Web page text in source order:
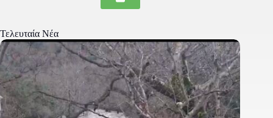
Τελευταία Νέα